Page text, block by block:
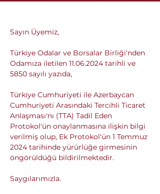
Sayın Üyemiz,
Türkiye Odalar ve Borsalar Birliği'nden
Odamıza iletilen 11.06.2024 tarihli ve
5850 sayılı yazıda,
Türkiye Cumhuriyeti ile Azerbaycan
Cumhuriyeti Arasındaki Tercihli Ticaret
Anlaşması'nı (TTA) Tadil Eden
Protokol'ün onaylanmasına ilişkin bilgi
verilmiş olup, Ek Protokol'ün 1 Temmuz
2024 tarihinde yürürlüğe girmesinin
öngörüldüğü bildirilmektedir.
Saygılarımızla.